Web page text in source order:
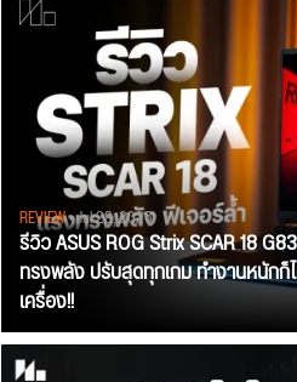
REVIEW• Jul 28, 2026
รีวิว ASUS ROG Strix SCAR 18
ทรงพลัง ปรับสุดทุกเกม ทำงานหนักก็
เครื่อง!!